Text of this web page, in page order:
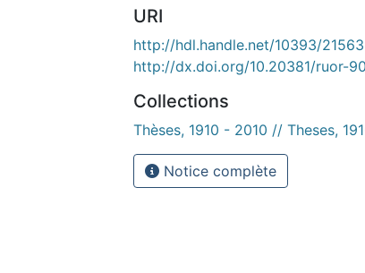
URI
http://hdl.handle.net/10393/21563
http://dx.doi.org/10.20381/ruor-
Collections
Thèses, 1910 - 2010 // Theses,
Notice complète